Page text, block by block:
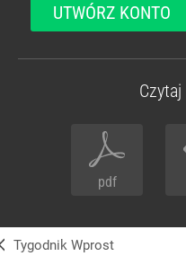
UTWÓRZ KONTO
pdf
Tygodnik Wprost